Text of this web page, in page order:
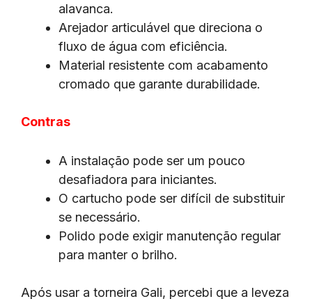
alavanca.
Arejador articulável que direciona o
fluxo de água com eficiência.
Material resistente com acabamento
cromado que garante durabilidade.
Contras
A instalação pode ser um pouco
desafiadora para iniciantes.
O cartucho pode ser difícil de substituir
se necessário.
Polido pode exigir manutenção regular
para manter o brilho.
Após usar a torneira Gali, percebi que a leveza